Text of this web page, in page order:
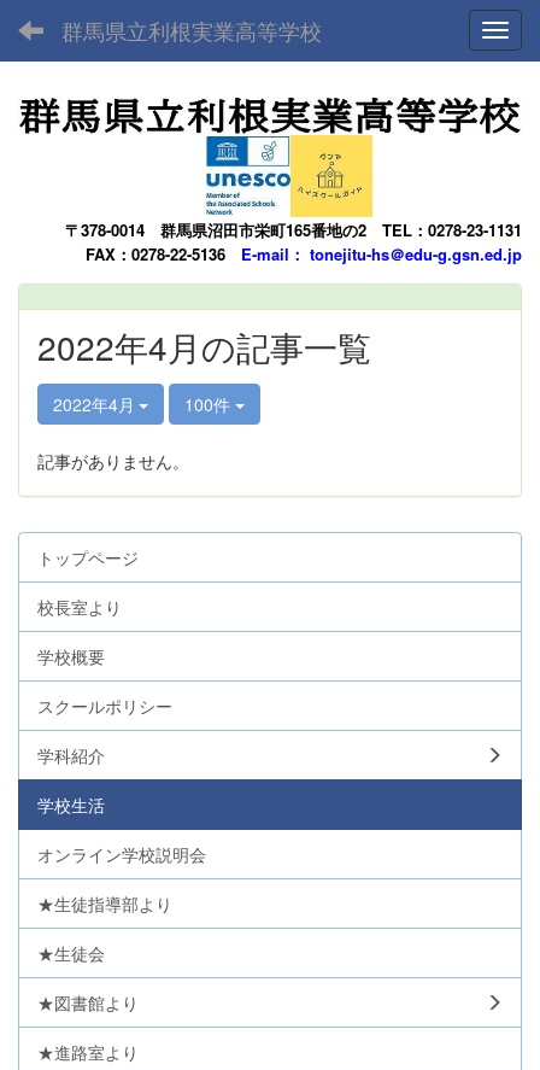
群馬県立利根実業高等学校
〒378-0014 群馬県沼田市栄町165番地の2 TEL：0278-23-1131
FAX：0278-22-5136 E-mail： tonejitu-hs＠edu-g.gsn.ed.jp
2022年4月の記事一覧
2022年4月 100件
記事がありません。
トップページ
校長室より
学校概要
スクールポリシー
学科紹介
学校生活
オンライン学校説明会
★生徒指導部より
★生徒会
★図書館より
★進路室より